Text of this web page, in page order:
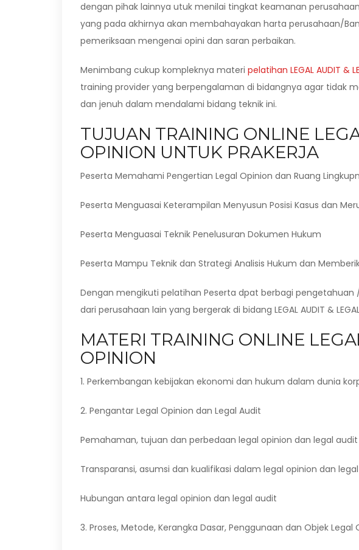
dengan pihak lainnya utuk menilai tingkat keamanan
yang pada akhirnya akan membahayakan harta perusahaan/
pemeriksaan mengenai opini dan saran perbaikan.
Menimbang cukup kompleknya materi pelatihan LEGAL AUDIT &
training provider yang berpengalaman di bidangnya agar tidak
dan jenuh dalam mendalami bidang teknik ini.
TUJUAN TRAINING ONLINE
OPINION UNTUK PRAKERJA
Peserta Memahami Pengertian Legal Opinion dan Ruang
Peserta Menguasai Keterampilan Menyusun Posisi Kasus dan
Peserta Menguasai Teknik Penelusuran Dokumen Hukum
Peserta Mampu Teknik dan Strategi Analisis Hukum dan
Dengan mengikuti pelatihan Peserta dpat berbagi
dari perusahaan lain yang bergerak di bidang LEGAL AUDIT &
MATERI TRAINING ONLINE
OPINION
1. Perkembangan kebijakan ekonomi dan hukum dalam dunia
2. Pengantar Legal Opinion dan Legal Audit
Pemahaman, tujuan dan perbedaan legal opinion dan legal audit
Transparansi, asumsi dan kualifikasi dalam legal opinion dan
Hubungan antara legal opinion dan legal audit
3. Proses, Metode, Kerangka Dasar, Penggunaan dan Objek Legal